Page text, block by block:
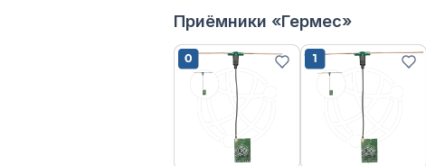
Приёмники «Гермес»